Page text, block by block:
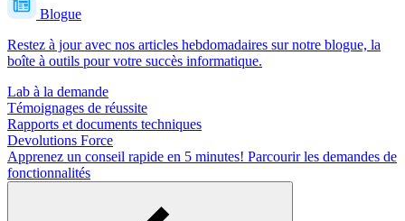
Blogue
Restez à jour avec nos articles hebdomadaires sur notre blogue, la
boîte à outils pour votre succès informatique.
Lab à la demande
Témoignages de réussite
Rapports et documents techniques
Devolutions Force
Apprenez un conseil rapide en 5 minutes! Parcourir les demandes de
fonctionnalités